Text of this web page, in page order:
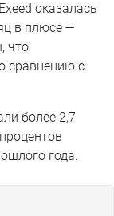
оказалась
в плюсе —
что
сравнению с
более 2,7
года.